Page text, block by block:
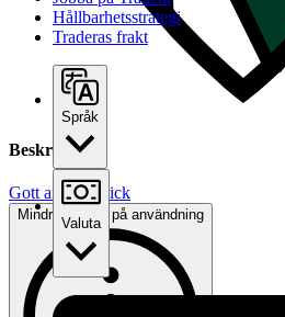
Beskrivning
Gott använt skick
Mindre tecken på användning
Hållbarhetsstrategi
Traderas frakt
Språk
Valuta